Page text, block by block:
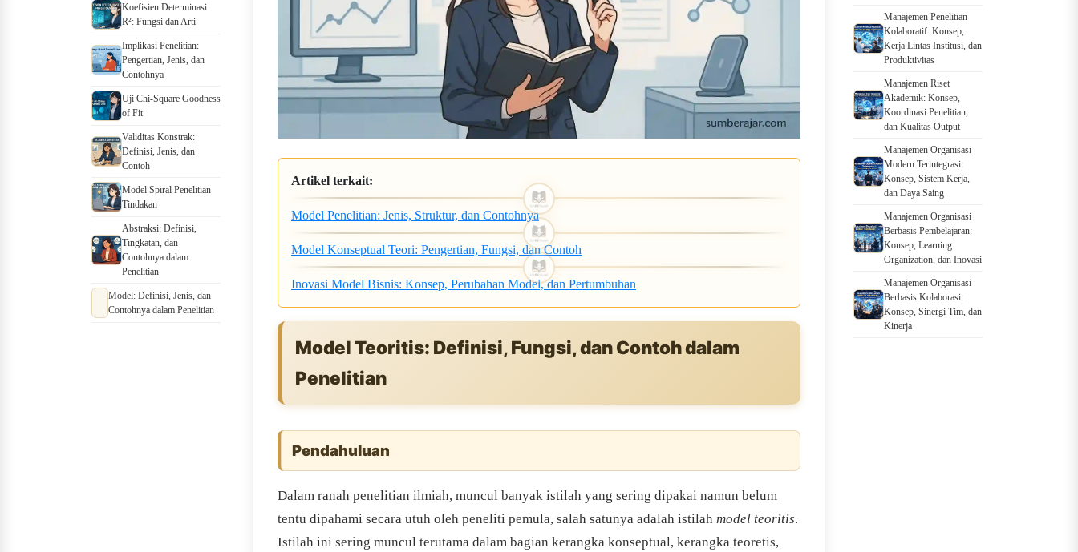
Koefisien Determinasi
R²: Fungsi dan Arti
Implikasi Penelitian:
Pengertian, Jenis, dan
Contohnya
Uji Chi-Square Goodness
of Fit
Validitas Konstrak:
Definisi, Jenis, dan
Contoh
Model Spiral Penelitian
Tindakan
Abstraksi: Definisi,
Tingkatan, dan
Contohnya dalam
Penelitian
Model: Definisi, Jenis,
dan Contohnya dalam
Artikel terkait:
Model Penelitian: Jenis, Struktur, dan Contohnya
Model Konseptual Teori: Pengertian, Fungsi, dan Contoh
Inovasi Model Bisnis: Konsep, Perubahan Model, dan Pertumbuhan
Model Teoritis: Definisi, Fungsi, dan Contoh dalam
Penelitian
Pendahuluan
Dalam ranah penelitian ilmiah, muncul banyak istilah yang sering dipakai namun belum
tentu dipahami secara utuh oleh peneliti pemula, salah satunya adalah istilah model teoritis.
Istilah ini sering muncul terutama dalam bagian kerangka konseptual, kerangka teoretis,
Manajemen Penelitian
Kolaboratif: Konsep,
Kerja Lintas Institusi, dan
Produktivitas
Manajemen Riset
Akademik: Konsep,
Koordinasi Penelitian,
dan Kualitas Output
Manajemen Organisasi
Modern Terintegrasi:
Konsep, Sistem Kerja,
dan Daya Saing
Manajemen Organisasi
Berbasis Pembelajaran:
Konsep, Learning
Organization, dan Inovasi
Manajemen Organisasi
Berbasis Kolaborasi:
Konsep, Sinergi Tim, dan
Kinerja